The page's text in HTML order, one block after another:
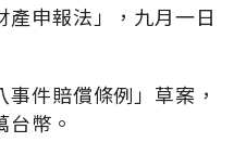
申報法」，九月一日
件賠償條例」草案，
幣。